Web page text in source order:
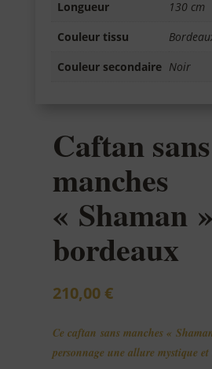
Longueur
130 cm
Couleur tissu
Couleur secondaire Noir
Caftan sans
manches
« Shaman »
bordeaux
210,00 €
Ce caftan sans manches «
personnage une allure mystique